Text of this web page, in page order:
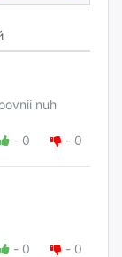
nuh
- 0 - 0
- 0 - 0